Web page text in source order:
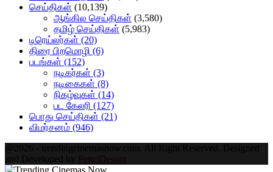
செய்திகள் (10,139)
ஆங்கில செய்திகள் (3,580)
தமிழ் செய்திகள் (5,983)
டிரெய்லர்கள் (20)
திரை பிறமொழி (6)
படங்கள் (152)
நடிகர்கள் (3)
நடிகைகள் (8)
நிகழ்வுகள் (14)
பட கேலரி (127)
பொது செய்திகள் (21)
விமர்சனம் (946)
@2026 - trendingcinemasnow.com. All Right Reserved. Designed
and Developed by PenciDesign